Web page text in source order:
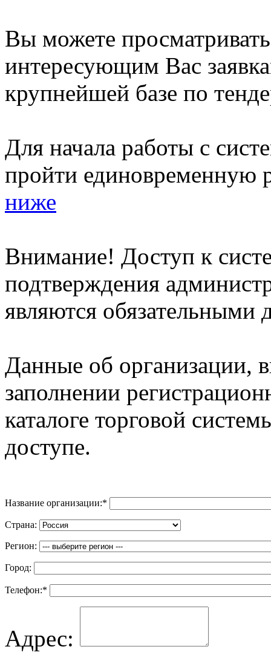
Вы можете
интересующим Вас
крупнейшей базе по
Для начала работы с
пройти единовременную
ниже
Внимание! Доступ к
подтверждения
являются обязательными
Данные об организации,
заполнении
каталоге торговой
доступе.
Название организации:*
Страна:
Регион:
Город:
Телефон:*
Адрес: